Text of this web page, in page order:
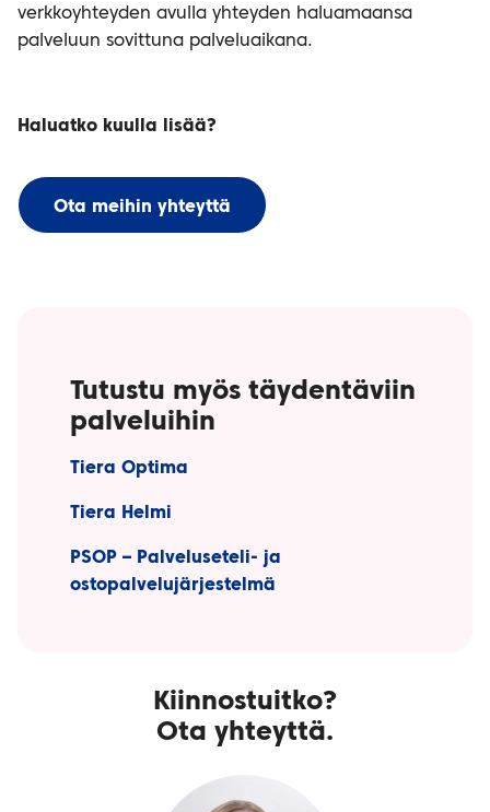
verkkoyhteyden avulla yhteyden haluamaansa
palveluun sovittuna palveluaikana.
Haluatko kuulla lisää?
Ota meihin yhteyttä
Tutustu myös täydentäviin
palveluihin
Tiera Optima
Tiera Helmi
PSOP – Palveluseteli- ja
ostopalvelujärjestelmä
Kiinnostuitko?
Ota yhteyttä.